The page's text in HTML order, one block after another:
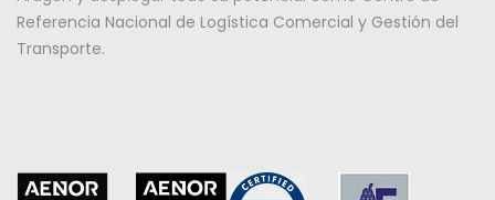
Referencia Nacional de Logística Comercial y Gestión del
Transporte.